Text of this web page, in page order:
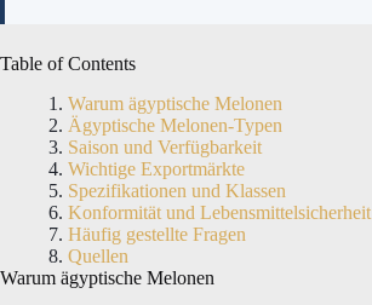
Table of Contents
Warum ägyptische Melonen
Ägyptische Melonen-Typen
Saison und Verfügbarkeit
Wichtige Exportmärkte
Spezifikationen und Klassen
Konformität und Lebensmittelsicherheit
Häufig gestellte Fragen
Quellen
Warum ägyptische Melonen